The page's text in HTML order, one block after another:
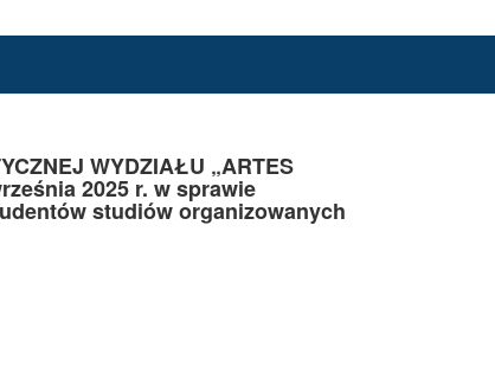
WYDZIAŁU „ARTES
2025 r. w sprawie
studiów organizowanych